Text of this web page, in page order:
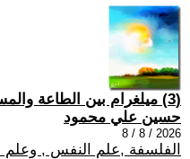
(3) ميلغرام بين الطاعة والمسؤولية الأخلاقية
حسين علي محمود
2026 / 8 / 8
الفلسفة ,علم النفس , وعلم